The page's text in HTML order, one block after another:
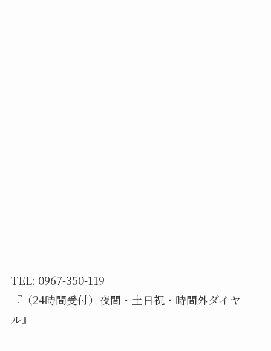
TEL: 0967-350-119
『（24時間受付）夜間・土日祝・時間外ダイヤ
ル』